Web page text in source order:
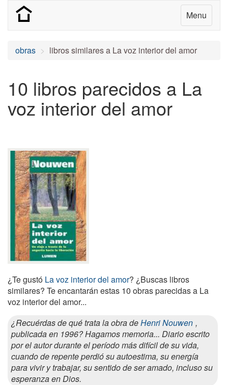
Menu
obras libros similares a La voz interior del amor
10 libros parecidos a La
voz interior del amor
¿Te gustó La voz interior del amor? ¿Buscas libros
similares? Te encantarán estas 10 obras parecidas a La
voz interior del amor...
¿Recuérdas de qué trata la obra deHenri Nouwen ,
publicada en 1996? Hagamos memoria... Diario escrito
por el autor durante el período más difícil de su vida,
cuando de repente perdió su autoestima, su energía
para vivir y trabajar, su sentido de ser amado, incluso su
esperanza en Dios.